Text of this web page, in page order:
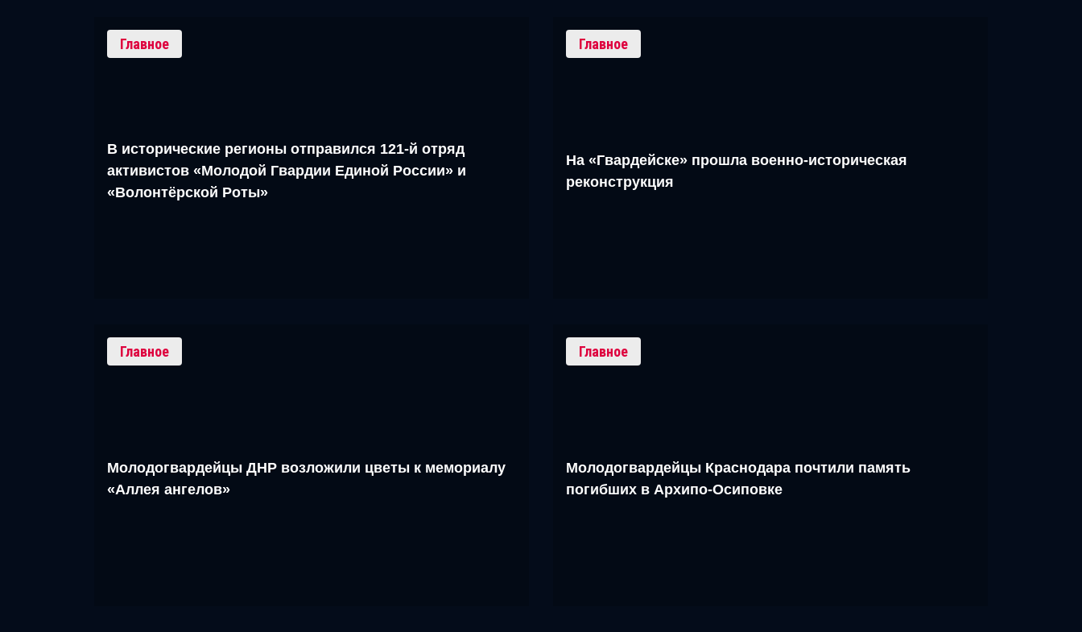
Главное
В исторические регионы отправился 121-й отряд
активистов «Молодой Гвардии Единой России» и
«Волонтёрской Роты»
Главное
На «Гвардейске» прошла военно-историческая
реконструкция
Главное
Молодогвардейцы ДНР возложили цветы к мемориалу
«Аллея ангелов»
Главное
Молодогвардейцы Краснодара почтили память
погибших в Архипо-Осиповке